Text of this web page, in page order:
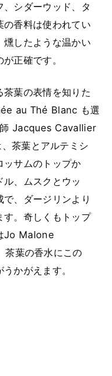
シダーウッド、タ
香料は使われてい
燻したような温かい
正確です。
葉の表情を知りた
au Thé Blanc も選
Jacques Cavallier
茶葉とアルテミシ
ッサムのトップか
、ムスクとウッ
、ダージリンより
す。奇しくもトップ
Jo Malone
葉の香水にこの
かがえます。